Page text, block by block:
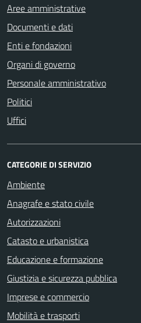
Aree amministrative
Documenti e dati
Enti e fondazioni
Organi di governo
Personale amministrativo
Politici
Uffici
CATEGORIE DI SERVIZIO
Ambiente
Anagrafe e stato civile
Autorizzazioni
Catasto e urbanistica
Educazione e formazione
Giustizia e sicurezza pubblica
Imprese e commercio
Mobilità e trasporti